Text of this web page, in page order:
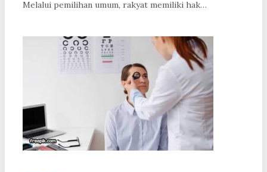
Melalui pemilihan umum, rakyat memiliki hak…